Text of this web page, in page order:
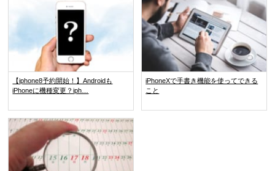
【iphone8予約開始！】Androidも
iPhoneに機種変更？iph…
iPhoneXで手書き機能を使ってできる
こと